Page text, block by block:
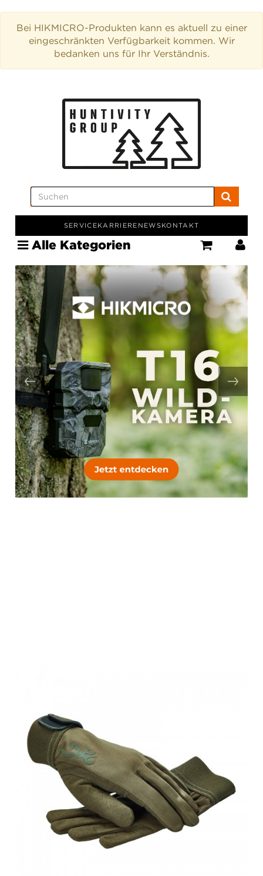
Bei HIKMICRO-Produkten kann es aktuell zu einer
eingeschränkten Verfügbarkeit kommen. Wir
bedanken uns für Ihr Verständnis.
SERVICEKARRIERE NEWSKONTAKT
Alle Kategorien